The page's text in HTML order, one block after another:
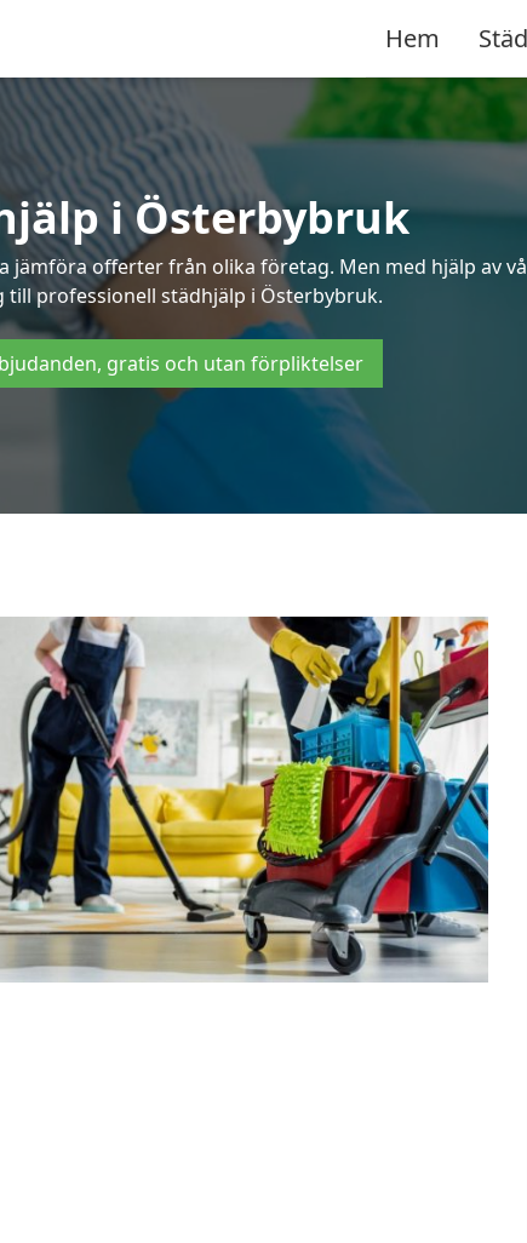
Hem
i Österbybruk
jämföra offerter från olika företag. Men med hjälp av
till professionell städhjälp i Österbybruk.
gratis och utan förpliktelser